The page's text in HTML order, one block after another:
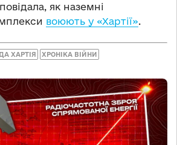
як наземні
воюють у «Хартії».
ХАРТІЯ ХРОНІКА ВІЙНИ